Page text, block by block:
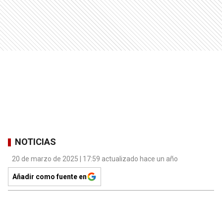
NOTICIAS
20 de marzo de 2025 | 17:59 actualizado hace un año
Añadir como fuente en